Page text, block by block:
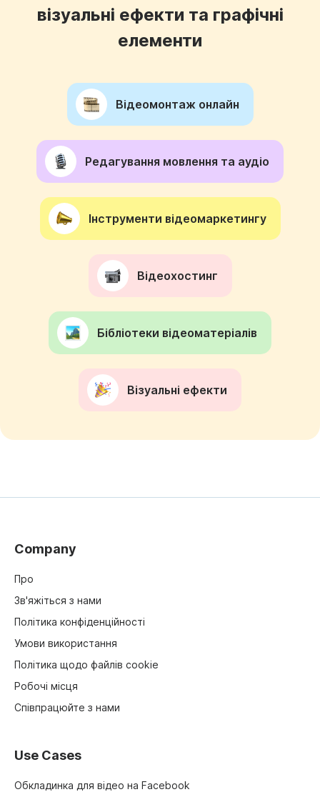
візуальні ефекти та графічні
елементи
Відеомонтаж онлайн
Редагування мовлення та аудіо
Інструменти відеомаркетингу
Відеохостинг
Бібліотеки відеоматеріалів
Візуальні ефекти
Company
Про
Зв'яжіться з нами
Політика конфіденційності
Умови використання
Політика щодо файлів cookie
Робочі місця
Співпрацюйте з нами
Use Cases
Обкладинка для відео на Facebook